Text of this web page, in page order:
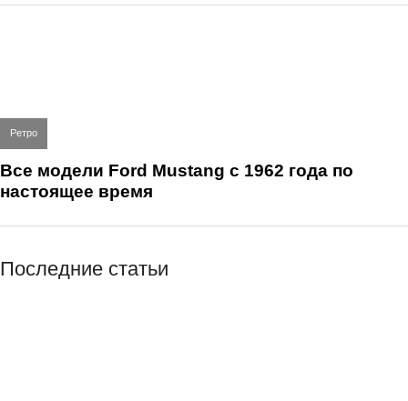
Ретро
Все модели Ford Mustang с 1962 года по
настоящее время
Последние статьи